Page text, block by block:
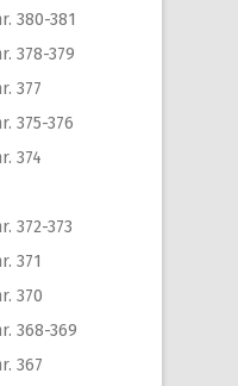
380-381
378-379
377
375-376
374
372-373
371
370
368-369
367